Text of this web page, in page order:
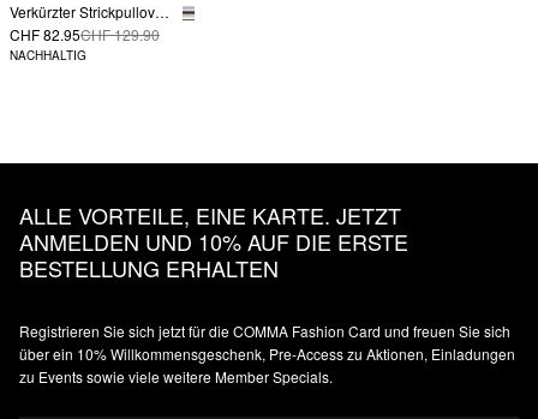
Verkürzter Strickpullover mit Streifenmuster im Relaxed Fit
CHF 82.95CHF 129.90
NACHHALTIG
ALLE VORTEILE, EINE KARTE. JETZT
ANMELDEN UND 10% AUF DIE ERSTE
BESTELLUNG ERHALTEN
Registrieren Sie sich jetzt für die COMMA Fashion Card und freuen Sie sich
über ein 10% Willkommensgeschenk, Pre-Access zu Aktionen, Einladungen
zu Events sowie viele weitere Member Specials.